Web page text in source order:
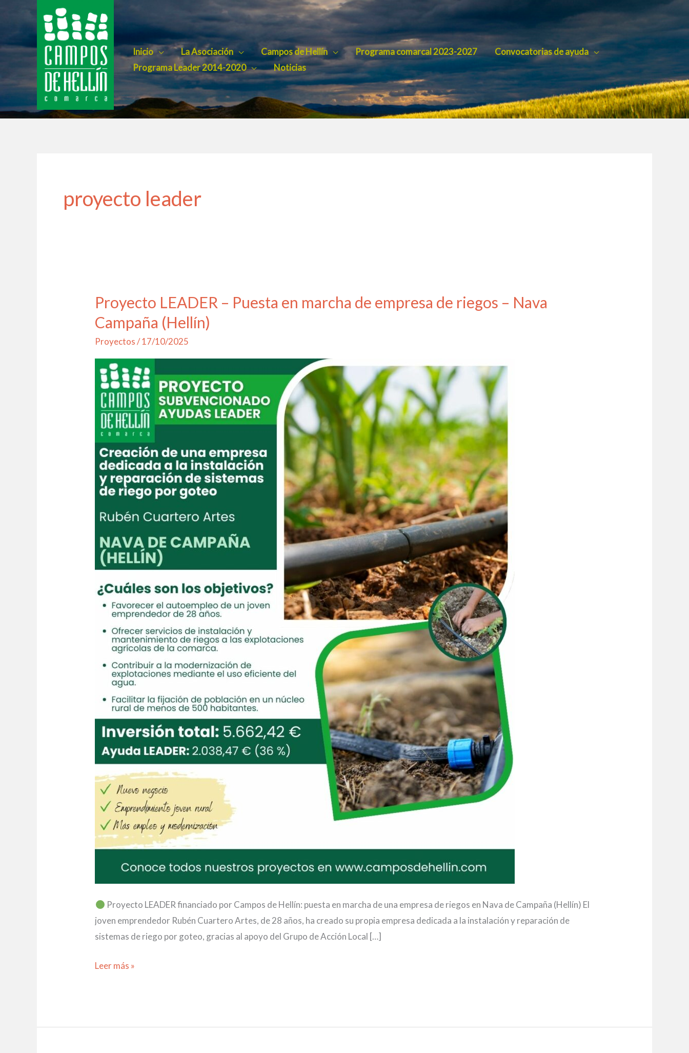
Inicio
La Asociación Campos de Hellín Programa comarcal 2023-2027
Convocatorias de ayuda
Programa Leader 2014-2020
Noticias
proyecto leader
Proyecto LEADER – Puesta en marcha de empresa de riegos – Nava
Campaña (Hellín)
Proyectos/17/10/2025
Proyecto LEADER financiado por Campos de Hellín: puesta en marcha de una empresa de riegos en Nava de Campaña (Hellín) El
joven emprendedor Rubén Cuartero Artes, de 28 años, ha creado su propia empresa dedicada a la instalación y reparación de
sistemas de riego por goteo, gracias al apoyo del Grupo de Acción Local […]
Proyecto
LEADER
–
Puesta
marcha
de
empresa
de
riegos
Nava
Campaña
Leer más »